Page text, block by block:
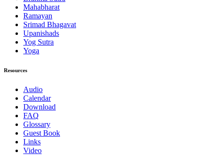
Mahabharat
Ramayan
Srimad Bhagavat
Upanishads
Yog Sutra
Yoga
Resources
Audio
Calendar
Download
FAQ
Glossary
Guest Book
Links
Video